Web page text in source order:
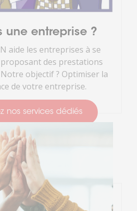
une entreprise ?
aide les entreprises à se
des prestations
objectif ? Optimiser la
de votre entreprise.
nos services dédiés